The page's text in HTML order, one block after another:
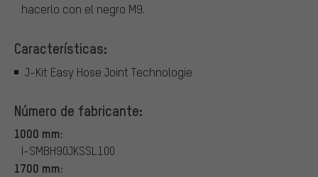
hacerlo con el negro M9.
Características:
J-Kit Easy Hose Joint Technologie
Número de fabricante:
1000 mm:
I-SMBH90JKSSL100
1700 mm: